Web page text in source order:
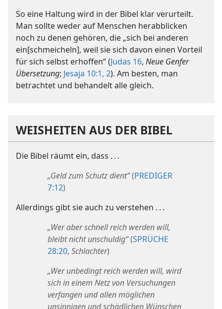
So eine Haltung wird in der Bibel klar verurteilt.
Man sollte weder auf Menschen herabblicken
noch zu denen gehören, die „sich bei anderen
ein[schmeicheln], weil sie sich davon einen Vorteil
für sich selbst erhoffen“ (Judas 16, Neue Genfer
Übersetzung; Jesaja 10:1, 2). Am besten, man
betrachtet und behandelt alle gleich.
WEISHEITEN AUS DER BIBEL
Die Bibel räumt ein, dass . . .
„Geld zum Schutz dient“(PREDIGER
7:12)
Allerdings gibt sie auch zu verstehen . . .
„Wer aber schnell reich werden will,
bleibt nicht unschuldig“(SPRÜCHE
28:20, Schlachter)
„Wer unbedingt reich werden will, wird
sich in einem Netz von Versuchungen
verfangen und allen möglichen
unsinnigen und schädlichen Wünschen